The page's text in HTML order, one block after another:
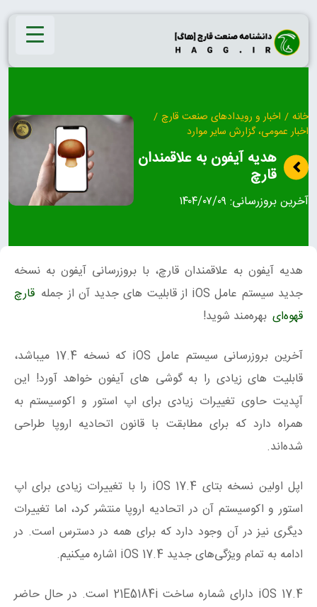
Skip
content
خانه / اخبار و رویدادهای صنعت قارچ /
اخبار عمومی، گزارش سایر موارد
هدیه آیفون به علاقمندان
قارچ
آخرین بروزرسانی: ۱۴۰۴/۰۷/۰۹
هدیه آیفون به علاقمندان قارچ، با بروزرسانی آیفون به نسخه
جدید سیستم عامل iOS از قابلیت های جدید آن از جمله
قارچ
قهوه‌ای بهره‌مند شوید!
آخرین بروزرسانی سیستم عامل iOS که نسخه 17.4 میباشد،
قابلیت های زیادی را به گوشی های آیفون خواهد آورد! این
آپدیت حاوی تغییرات زیادی برای اپ استور و اکوسیستم به‌
همراه دارد که برای مطابقت با قانون اتحادیه اروپا طراحی
شده‌اند.
اپل اولین نسخه بتای iOS 1‌7.4 را با تغییرات زیادی برای اپ
استور و اکوسیستم آن در اتحادیه اروپا منتشر کرد، اما تغییرات
دیگری نیز در آن وجود دارد که برای همه در دسترس است. در
ادامه به تمام ویژگی‌های جدید iOS 17.4 اشاره میکنیم.
iOS 17.4 دارای شماره ساخت 21E5184i است. در حال حاضر